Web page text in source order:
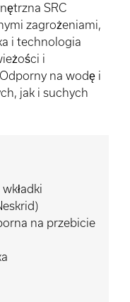
SRC
zagrożeniami,
i technologia
i
na wodę i
jak i suchych
na przebicie